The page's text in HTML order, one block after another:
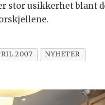
stor usikkerhet blant
2007 NYHETER